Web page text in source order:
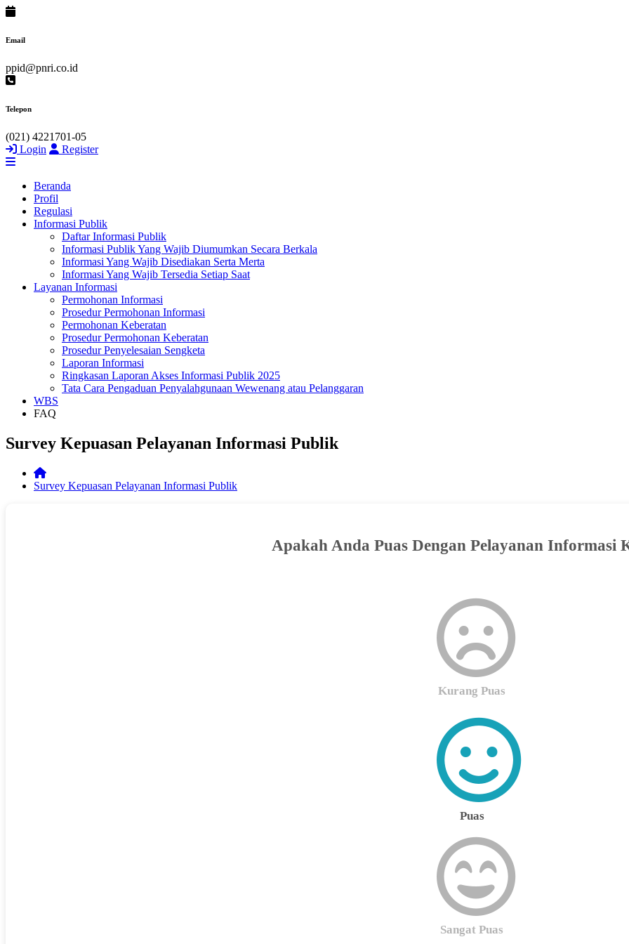
Email
ppid@pnri.co.id
Telepon
(021) 4221701-05
Login
Register
Beranda
Profil
Regulasi
Informasi Publik
Daftar Informasi Publik
Informasi Publik Yang Wajib Diumumkan Secara Berkala
Informasi Yang Wajib Disediakan Serta Merta
Informasi Yang Wajib Tersedia Setiap Saat
Layanan Informasi
Permohonan Informasi
Prosedur Permohonan Informasi
Permohonan Keberatan
Prosedur Permohonan Keberatan
Prosedur Penyelesaian Sengketa
Laporan Informasi
Ringkasan Laporan Akses Informasi Publik 2025
Tata Cara Pengaduan Penyalahgunaan Wewenang atau Pelanggaran
WBS
FAQ
Survey Kepuasan Pelayanan Informasi Publik
Survey Kepuasan Pelayanan Informasi Publik
Apakah Anda Puas Dengan Pelayanan Informasi
Kurang Puas
Puas
Sangat Puas